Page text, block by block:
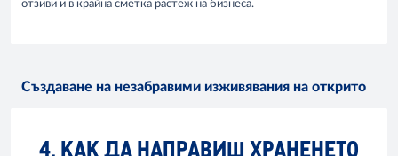
отзиви и в крайна сметка растеж на бизнеса.
Създаване на незабравими изживявания на открито
4. КАК ДА НАПРАВИШ ХРАНЕНЕТО